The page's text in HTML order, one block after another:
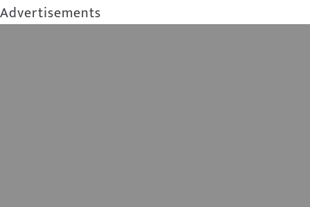
Advertisements